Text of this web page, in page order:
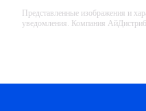
Представленные изображения и
уведомления. Компания